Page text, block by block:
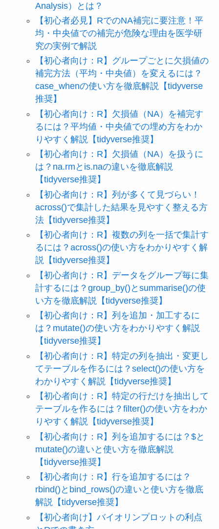
Analysis）とは？
【初心者必見】RでのNA補完に要注意！平
均・中央値での補完が危険な理由を医学研
究の実例で解説
【初心者向け：R】グループごとに欠損値の
補完方法（平均・中央値）を変えるには？
case_whenの使い方を徹底解説【tidyverse
推奨】
【初心者向け：R】欠損値（NA）を補完す
るには？平均値・中央値での埋め方をわか
りやすく解説【tidyverse推奨】
【初心者向け：R】欠損値（NA）を扱うに
は？na.rmとis.naの違いを徹底解説
【tidyverse推奨】
【初心者向け：R】列が多くて見づらい！
across()で集計した結果を見やすく整える方
法【tidyverse推奨】
【初心者向け：R】複数の列を一括で集計す
るには？across()の使い方をわかりやすく解
説【tidyverse推奨】
【初心者向け：R】データをグループ毎に集
計するには？group_by()とsummarise()の使
い方を徹底解説【tidyverse推奨】
【初心者向け：R】列を追加・加工するに
は？mutate()の使い方をわかりやすく解説
【tidyverse推奨】
【初心者向け：R】特定の列を抽出・変更し
てテーブルを作るには？select()の使い方を
わかりやすく解説【tidyverse推奨】
【初心者向け：R】特定の行だけを抽出して
テーブルを作るには？filter()の使い方をわか
りやすく解説【tidyverse推奨】
【初心者向け：R】列を追加するには？$と
mutate()の違いと使い方を徹底解説
【tidyverse推奨】
【初心者向け：R】行を追加するには？
rbind()とbind_rows()の違いと使い方を徹底
解説【tidyverse推奨】
【初心者向け】バイオリンプロットの利点